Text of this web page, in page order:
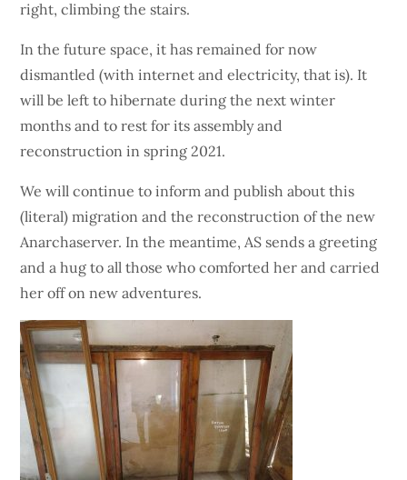
right, climbing the stairs.
In the future space, it has remained for now
dismantled (with internet and electricity, that is). It
will be left to hibernate during the next winter
months and to rest for its assembly and
reconstruction in spring 2021.
We will continue to inform and publish about this
(literal) migration and the reconstruction of the new
Anarchaserver. In the meantime, AS sends a greeting
and a hug to all those who comforted her and carried
her off on new adventures.